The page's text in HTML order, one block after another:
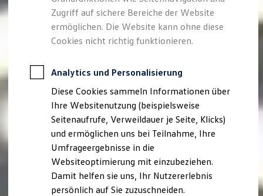
Versicherungen und Garantien
Kfz-Versicherung
Restschuldversicherungen
Garantien
Professional Class bei Volkswagen
Behörden
Direktkunden
Sonderfahrzeuge
Anpfiff zum Gewinn
Elektromobilität
Elektroautos
ID. Tutorials
Elektrofahrzeugkonzepte
ID. EVERY1
Reichweite
Zugriff auf sichere Bereiche der Website
ermöglichen. Die Website kann ohne diese
Cookies nicht richtig funktionieren.
Analytics und Personalisierung
Diese Cookies sammeln Informationen über
Ihre Websitenutzung (beispielsweise
Seitenaufrufe, Verweildauer je Seite, Klicks)
und ermöglichen uns bei Teilnahme, Ihre
Umfrageergebnisse in die
Websiteoptimierung mit einzubeziehen.
Damit helfen sie uns, Ihr Nutzererlebnis
persönlich auf Sie zuzuschneiden.